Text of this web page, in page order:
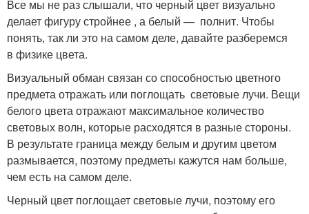
Все мы не раз слышали, что черный цвет визуально
делает фигуру стройнее , а белый — полнит. Чтобы
понять, так ли это на самом деле, давайте разберемся
в физике цвета.
Визуальный обман связан со способностью цветного
предмета отражать или поглощать световые лучи. Вещи
белого цвета отражают максимальное количество
световых волн, которые расходятся в разные стороны.
В результате граница между белым и другим цветом
размывается, поэтому предметы кажутся нам больше,
чем есть на самом деле.
Черный цвет поглощает световые лучи, поэтому его